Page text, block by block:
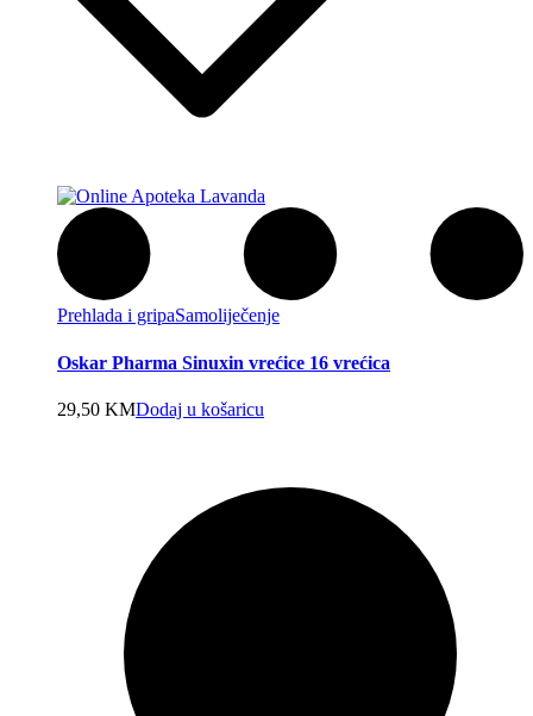
Prehlada i gripaSamoliječenje
Oskar Pharma Sinuxin vrećice 16 vrećica
29,50 KMDodaj u košaricu